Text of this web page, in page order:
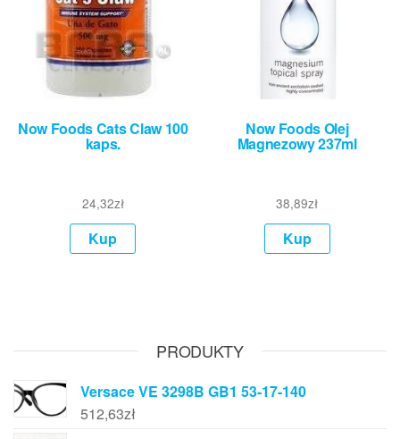
Now Foods Cats Claw 100
kaps.
24,32zł
Kup
Now Foods Olej
Magnezowy 237ml
38,89zł
Kup
PRODUKTY
Versace VE 3298B GB1 53-17-140
512,63zł